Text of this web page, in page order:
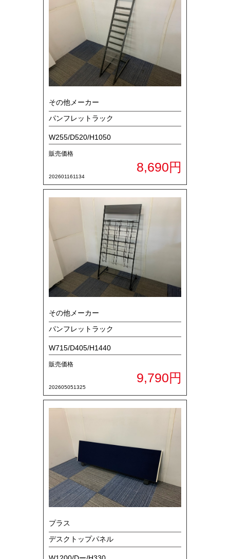
8,690円
その他メーカー
パンフレットラック
W255/D520/H1050
販売価格
202601161134
9,790円
その他メーカー
パンフレットラック
W715/D405/H1440
販売価格
202605051325
プラス
デスクトップパネル